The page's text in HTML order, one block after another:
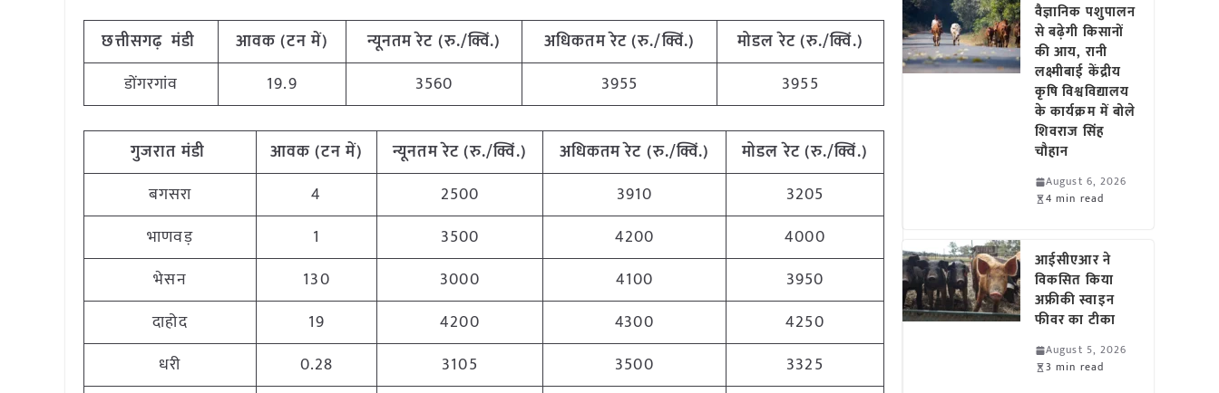
छत्तीसगढ़ मंडी आवक(टनमें) न्यूनतमरेट (रु./क्विं.) अधिकतमरेट(रु./क्विं.) मोडल रेट(रु./क्विं.)
डोंगरगांव
19.9 3560 3955 3955
गुजरातमंडी आवक(टनमें) न्यूनतमरेट(रु./क्विं.) अधिकतमरेट (रु./क्विं.) मोडल रेट(रु./क्विं.)
बगसरा
4 2500 3910
3205
भाणवड़
1 3500 4200
4000
भेसन
130 3000 4100
3950
दाहोद
19 4200 4300
4250
धरी
0.28 3105 3500
3325
वैज्ञानिक पशुपालन
से बढ़ेगी किसानों
की आय, रानी
लक्ष्मीबाई केंद्रीय
कृषि विश्वविद्यालय
के कार्यक्रम में बोले
शिवराज सिंह
चौहान
August 6, 2026
4 min read
आईसीएआर ने
विकसित किया
अफ्रीकी स्वाइन
फीवर का टीका
August 5, 2026
3 min read